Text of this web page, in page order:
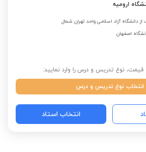
ارومیه
دانشگاه آزاد اسلامی واحد تهران شمال
اصفهان
قیمت، نوع تدریس و درس را وارد نمایید:
انتخاب نوع تدریس و درس
انتخاب استاد